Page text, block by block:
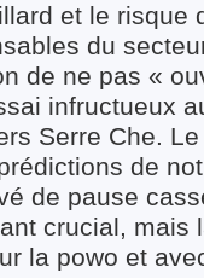
et le risque
du
de ne pas «
infructueux
Serre Che.
de
de pause
crucial, mais
la powo et